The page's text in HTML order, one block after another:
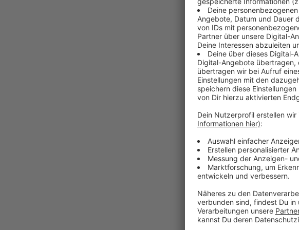
Anzeige
Dazu
Anzeige
Anzeige